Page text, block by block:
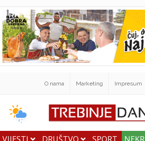
O nama Marketing Impresum
VIJESTI DRUŠTVO SPORT